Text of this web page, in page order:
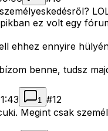
ez volt egy
ehhez ennyire
benne, tudsz
1 #12
Megint csak